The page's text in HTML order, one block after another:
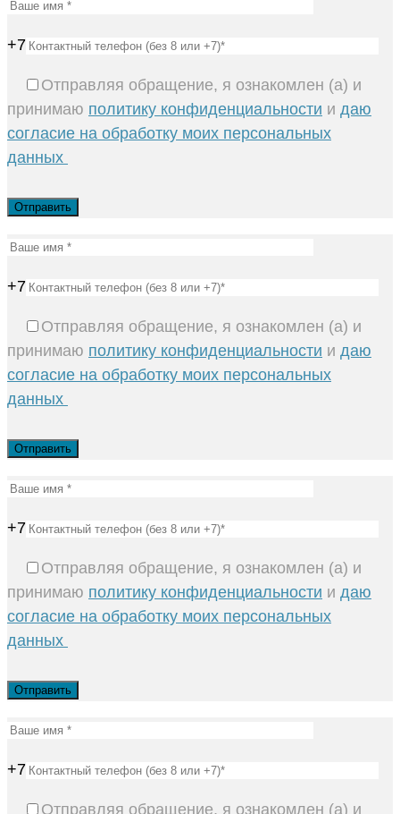
+7
Отправляя обращение, я ознакомлен (а) и
принимаю политику конфиденциальности и даю
согласие на обработку моих персональных
данных
+7
Отправляя обращение, я ознакомлен (а) и
принимаю политику конфиденциальности и даю
согласие на обработку моих персональных
данных
+7
Отправляя обращение, я ознакомлен (а) и
принимаю политику конфиденциальности и даю
согласие на обработку моих персональных
данных
+7
Отправляя обращение, я ознакомлен (а) и